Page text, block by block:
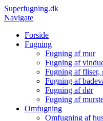
Superfugning.dk
Navigate
Forside
Fugning
Fugning af mur
Fugning af
Fugning af
Fugning af
Fugning af dør
Fugning af
Omfugning
Omfugning af